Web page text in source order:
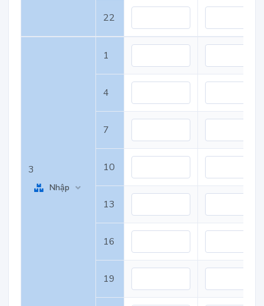
22
3
Nhập
1
4
7
10
13
16
19